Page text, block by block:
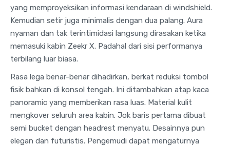
yang memproyeksikan informasi kendaraan di windshield.
Kemudian setir juga minimalis dengan dua palang. Aura
nyaman dan tak terintimidasi langsung dirasakan ketika
memasuki kabin Zeekr X. Padahal dari sisi performanya
terbilang luar biasa.
Rasa lega benar-benar dihadirkan, berkat reduksi tombol
fisik bahkan di konsol tengah. Ini ditambahkan atap kaca
panoramic yang memberikan rasa luas. Material kulit
mengkover seluruh area kabin. Jok baris pertama dibuat
semi bucket dengan headrest menyatu. Desainnya pun
elegan dan futuristis. Pengemudi dapat mengaturnya